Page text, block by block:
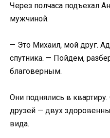
Через полчаса подъехал
мужчиной.
— Это Михаил, мой друг.
спутника. — Пойдем,
благоверным.
Они поднялись в
друзей — двух
вида.